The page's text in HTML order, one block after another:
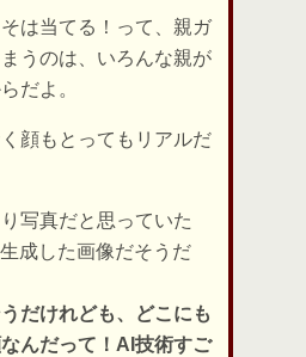
は当てる！って、親ガ
うのは、いろんな親が
だよ。
顔もとってもリアルだ
写真だと思っていた
成した画像だそうだ
だけれども、どこにも
んだって！AI技術すご